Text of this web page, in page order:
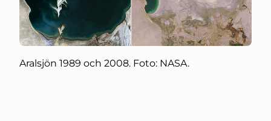
Aralsjön 1989 och 2008. Foto: NASA.